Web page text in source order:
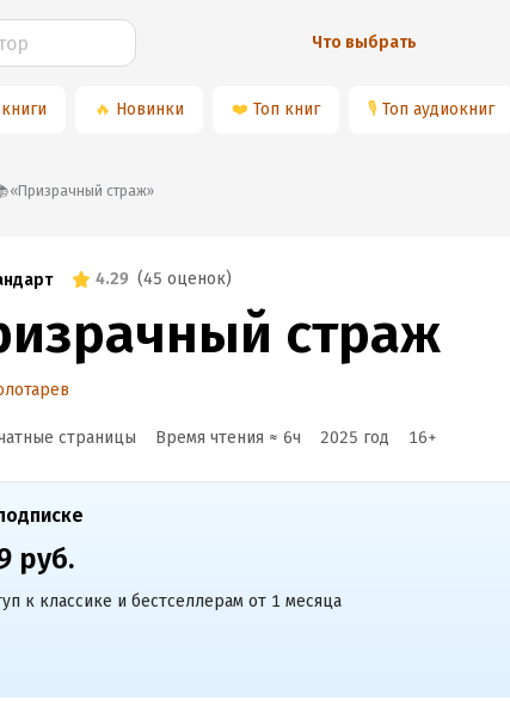
Что выбрать
🔥 Новинки ❤️ Топ книг 🎙 Топ аудиокниг
📚«Призрачный страж»
4.29 (45 оценок)
страж
страницы Время чтения ≈ 6ч 2025 год 16+
руб.
к классике и бестселлерам от 1 месяца